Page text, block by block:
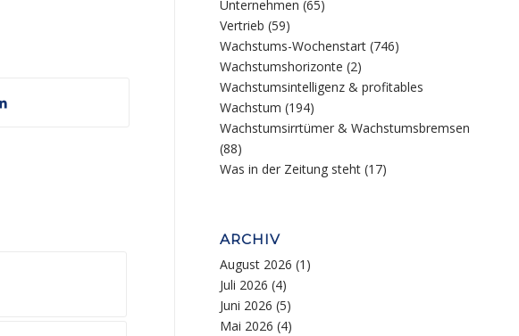
Unternehmen (65)
Vertrieb (59)
Wachstums-Wochenstart (746)
Wachstumshorizonte (2)
Wachstumsintelligenz & profitables
Wachstum (194)
Wachstumsirrtümer & Wachstumsbremsen
(88)
Was in der Zeitung steht (17)
ARCHIV
August 2026 (1)
Juli 2026 (4)
Juni 2026 (5)
Mai 2026 (4)